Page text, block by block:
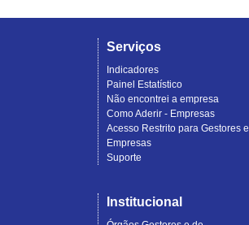
Serviços
Indicadores
Painel Estatístico
Não encontrei a empresa
Como Aderir - Empresas
Acesso Restrito para Gestores e
Empresas
Suporte
Institucional